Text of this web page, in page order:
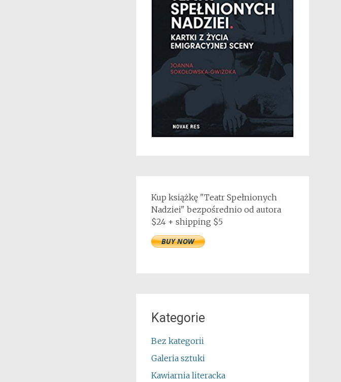
Kup książkę "Teatr Spełnionych
Nadziei" bezpośrednio od autora
$24 + shipping $5
Kategorie
Bez kategorii
Galeria sztuki
Kawiarnia literacka